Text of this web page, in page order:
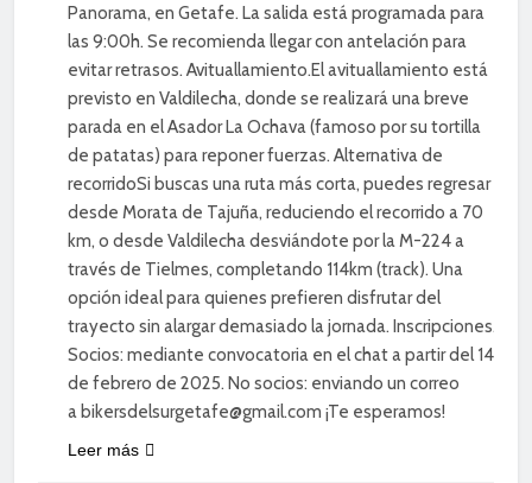
Panorama, en Getafe. La salida está programada para
las 9:00h. Se recomienda llegar con antelación para
evitar retrasos. Avituallamiento.El avituallamiento está
previsto en Valdilecha, donde se realizará una breve
parada en el Asador La Ochava (famoso por su tortilla
de patatas) para reponer fuerzas. Alternativa de
recorridoSi buscas una ruta más corta, puedes regresar
desde Morata de Tajuña, reduciendo el recorrido a 70
km, o desde Valdilecha desviándote por la M-224 a
través de Tielmes, completando 114km (track). Una
opción ideal para quienes prefieren disfrutar del
trayecto sin alargar demasiado la jornada. Inscripciones.
Socios: mediante convocatoria en el chat a partir del 14
de febrero de 2025. No socios: enviando un correo
a bikersdelsurgetafe@gmail.com ¡Te esperamos!
Leer más
CICLISMO